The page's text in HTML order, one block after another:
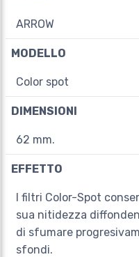
ARROW
MODELLO
Color spot
DIMENSIONI
62 mm.
EFFETTO
I filtri Color-Spot
sua nitidezza
di sfumare
sfondi.